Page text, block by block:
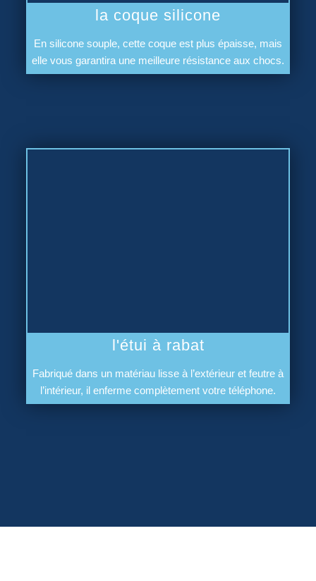
la coque silicone
En silicone souple, cette coque est plus épaisse, mais
elle vous garantira une meilleure résistance aux chocs.
l'étui à rabat
Fabriqué dans un matériau lisse à l’extérieur et feutre à
l’intérieur, il enferme complètement votre téléphone.